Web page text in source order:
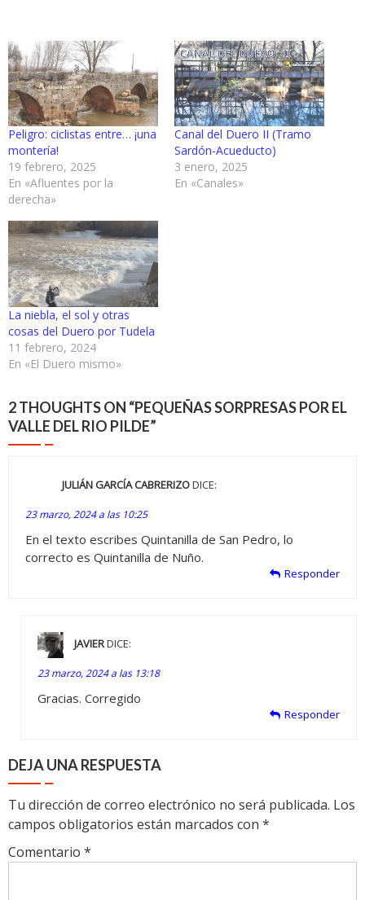
Peligro: ciclistas entre… ¡una
montería!
19 febrero, 2025
En «Afluentes por la
derecha»
Canal del Duero II (Tramo
Sardón-Acueducto)
3 enero, 2025
En «Canales»
La niebla, el sol y otras
cosas del Duero por Tudela
11 febrero, 2024
En «El Duero mismo»
2 THOUGHTS ON “PEQUEÑAS SORPRESAS POR EL
VALLE DEL RIO PILDE”
JULIÁN GARCÍA CABRERIZODICE:
23 marzo, 2024 a las 10:25
En el texto escribes Quintanilla de San Pedro, lo
correcto es Quintanilla de Nuño.
Responder
JAVIERDICE:
23 marzo, 2024 a las 13:18
Gracias. Corregido
Responder
DEJA UNA RESPUESTA
Tu dirección de correo electrónico no será publicada. Los
campos obligatorios están marcados con *
Comentario *